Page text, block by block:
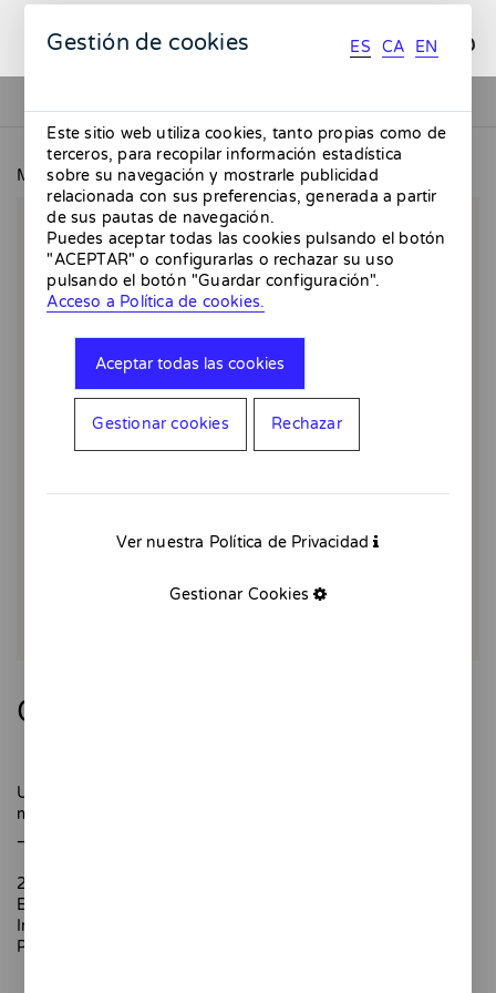
EN
MMMMERCAT Good morning - Giclée
Good morning - Giclée
Un café de cafetera italiana y un croissant para alegrar la
mañana
21 x 29,7 cm
Edición numerada - 10 copias
Impresión Giclée.
Papel texturado de 200 gr
Gestión de cookies ES CA EN
Este sitio web utiliza cookies, tanto propias como de
terceros, para recopilar información estadística
sobre su navegación y mostrarle publicidad
relacionada con sus preferencias, generada a partir
de sus pautas de navegación.
Puedes aceptar todas las cookies pulsando el botón
"ACEPTAR" o configurarlas o rechazar su uso
pulsando el botón "Guardar configuración".
Acceso a Política de cookies.
Aceptar todas las cookies
Gestionar cookies Rechazar
Ver nuestra Política de Privacidad
Gestionar Cookies